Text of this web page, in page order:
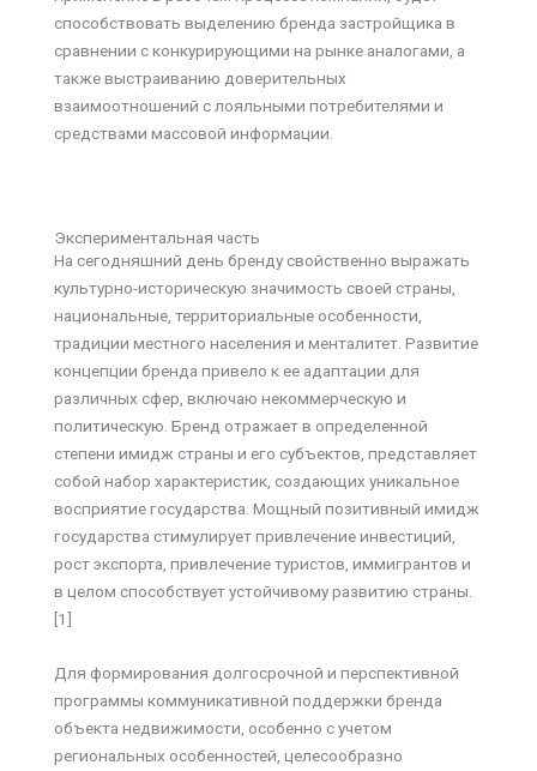
способствовать выделению бренда застройщика в
сравнении с конкурирующими на рынке аналогами, а
также выстраиванию доверительных
взаимоотношений с лояльными потребителями и
средствами массовой информации.
Экспериментальная часть
На сегодняшний день бренду свойственно выражать
культурно-историческую значимость своей страны,
национальные, территориальные особенности,
традиции местного населения и менталитет. Развитие
концепции бренда привело к ее адаптации для
различных сфер, включаю некоммерческую и
политическую. Бренд отражает в определенной
степени имидж страны и его субъектов, представляет
собой набор характеристик, создающих уникальное
восприятие государства. Мощный позитивный имидж
государства стимулирует привлечение инвестиций,
рост экспорта, привлечение туристов, иммигрантов и
в целом способствует устойчивому развитию страны.
[1]
Для формирования долгосрочной и перспективной
программы коммуникативной поддержки бренда
объекта недвижимости, особенно с учетом
региональных особенностей, целесообразно